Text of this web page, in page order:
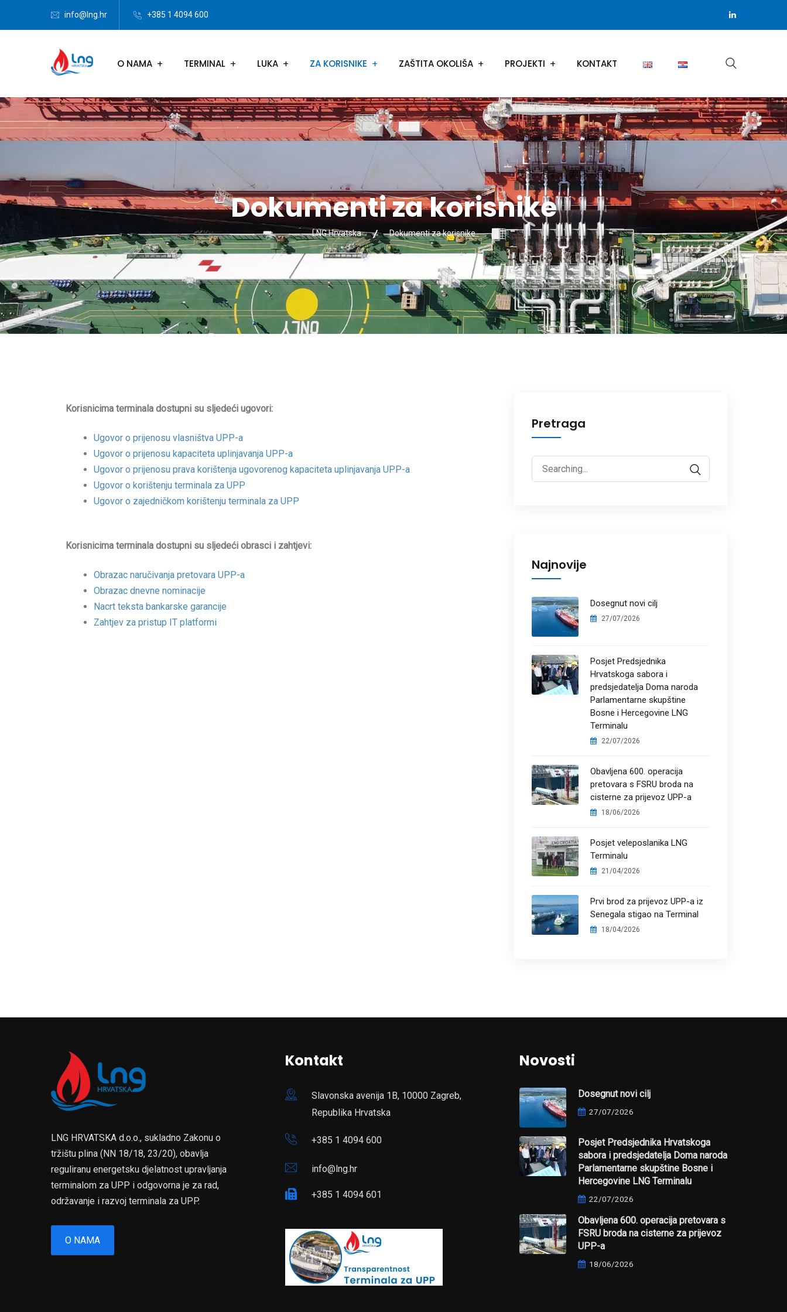
info@lng.hr +385 1 4094 600
O NAMA TERMINAL LUKA ZA KORISNIKE ZAŠTITA OKOLIŠA PROJEKTI KONTAKT
Dokumenti za korisnike
LNG Hrvatska Dokumenti za korisnike
Korisnicima terminala dostupni su sljedeći ugovori:
Ugovor o prijenosu vlasništva UPP-a
Ugovor o prijenosu kapaciteta uplinjavanja UPP-a
Ugovor o prijenosu prava korištenja ugovorenog kapaciteta uplinjavanja UPP-a
Ugovor o korištenju terminala za UPP
Ugovor o zajedničkom korištenju terminala za UPP
Korisnicima terminala dostupni su sljedeći obrasci i zahtjevi:
Obrazac naručivanja pretovara UPP-a
Obrazac dnevne nominacije
Nacrt teksta bankarske garancije
Zahtjev za pristup IT platformi
Pretraga
Najnovije
Dosegnut novi cilj
27/07/2026
Posjet Predsjednika
Hrvatskoga sabora i
predsjedatelja Doma naroda
Parlamentarne skupštine
Bosne i Hercegovine LNG
Terminalu
22/07/2026
Obavljena 600. operacija
pretovara s FSRU broda na
cisterne za prijevoz UPP-a
18/06/2026
Posjet veleposlanika LNG
Terminalu
21/04/2026
Prvi brod za prijevoz UPP-a iz
Senegala stigao na Terminal
18/04/2026
LNG HRVATSKA d.o.o., sukladno Zakonu o
tržištu plina (NN 18/18, 23/20), obavlja
reguliranu energetsku djelatnost upravljanja
terminalom za UPP i odgovorna je za rad,
održavanje i razvoj terminala za UPP.
O NAMA
Kontakt
Slavonska avenija 1B, 10000 Zagreb,
Republika Hrvatska
+385 1 4094 600
info@lng.hr
+385 1 4094 601
Novosti
Dosegnut novi cilj
27/07/2026
Posjet Predsjednika Hrvatskoga
sabora i predsjedatelja Doma naroda
Parlamentarne skupštine Bosne i
Hercegovine LNG Terminalu
22/07/2026
Obavljena 600. operacija pretovara s
FSRU broda na cisterne za prijevoz
UPP-a
18/06/2026